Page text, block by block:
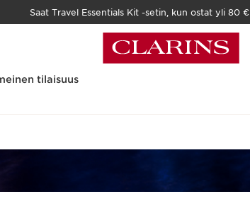
Saat Travel Essentials Kit -setin, kun ostat yli 80 €
tilaisuus